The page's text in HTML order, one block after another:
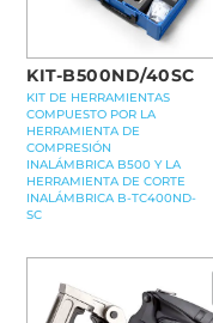
KIT-B500ND/40SC
KIT DE HERRAMIENTAS
COMPUESTO POR LA
HERRAMIENTA DE
COMPRESIÓN
INALÁMBRICA B500 Y LA
HERRAMIENTA DE CORTE
INALÁMBRICA B-TC400ND-
SC